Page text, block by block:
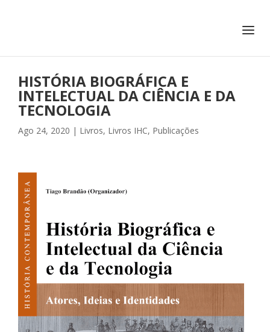
HISTÓRIA BIOGRÁFICA E
INTELECTUAL DA CIÊNCIA E DA
TECNOLOGIA
Ago 24, 2020 | Livros, Livros IHC, Publicações